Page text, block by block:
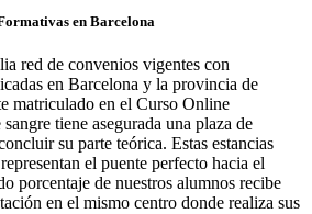
en Barcelona
red de convenios vigentes con
en Barcelona y la provincia de
matriculado en el Curso Online
tiene asegurada una plaza de
su parte teórica. Estas estancias
el puente perfecto hacia el
porcentaje de nuestros alumnos recibe
en el mismo centro donde realiza sus